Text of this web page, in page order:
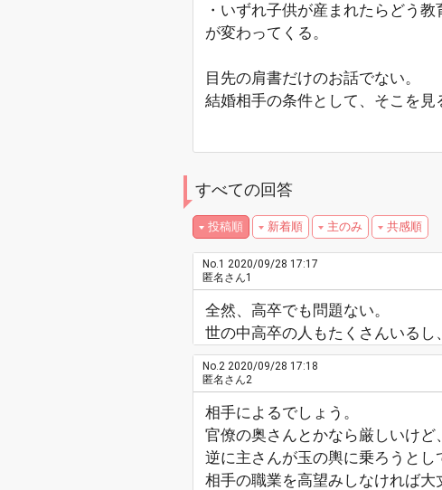
・いずれ子供が産まれたらどう
が変わってくる。
目先の肩書だけのお話でない。
結婚相手の条件として、そこを見
すべての回答
投稿順 新着順 主のみ 共感順
No.1 2020/09/28 17:17
匿名さん1
全然、高卒でも問題ない。
世の中高卒の人もたくさんいる
No.2 2020/09/28 17:18
匿名さん2
相手によるでしょう。
官僚の奥さんとかなら厳しいけど
逆に主さんが玉の輿に乗ろうとし
相手の職業を高望みしなければ大